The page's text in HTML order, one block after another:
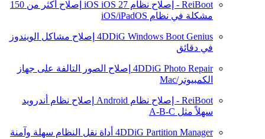
ReiBoot - إصلاح نظام iOS iOS 27
إصلاح أكثر من 150
مشكلة في نظام iOS/iPadOS
4DDiG Windows Boot Genius إصلاح مشاكل الويندوز
في دقائق
4DDiG Photo Repair إصلاح الصور التالفة على جهاز
الكمبيوتر/Mac
ReiBoot - إصلاح نظام Android
إصلاح نظام أندرويد
سهلاً مثل A-B-C
4DDiG Partition Manager أداة نقل النظام سهلة وآمنة